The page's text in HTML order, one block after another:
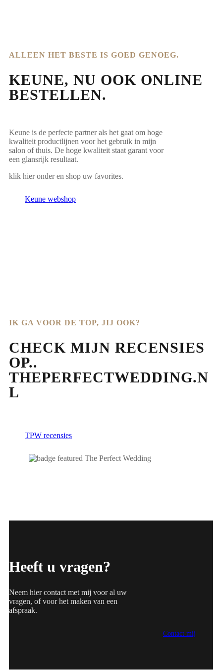
ALLEEN HET BESTE IS GOED GENOEG.
KEUNE, NU OOK ONLINE
BESTELLEN.
Keune is de perfecte partner als het gaat om hoge
kwaliteit productlijnen voor het gebruik in mijn
salon of thuis. De hoge kwaliteit staat garant voor
een glansrijk resultaat.
klik hier onder en shop uw favorites.
Keune webshop
IK GA VOOR DE TOP, JIJ OOK?
CHECK MIJN RECENSIES
OP..
THEPERFECTWEDDING.N
L
TPW recensies
Heeft u vragen?
Neem hier contact met mij voor al uw
vragen, of voor het maken van een
afspraak.
Contact mij